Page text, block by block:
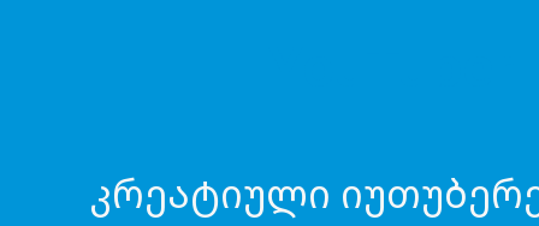
კრეატიული